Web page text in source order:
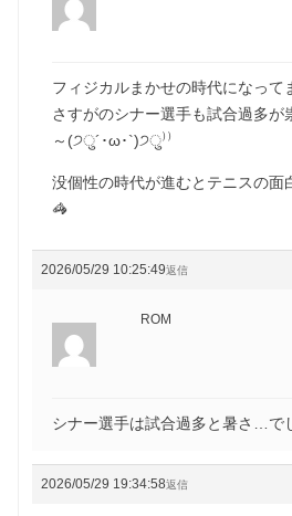
フィジカルまかせの時代になって
さすがのシナー選手も試合過多が
～(੭ु´･ω･`)੭ु⁾⁾
没個性の時代が進むとテニスの面
🦓
2026/05/29 10:25:49返信
ROM
シナー選手は試合過多と暑さ…で
2026/05/29 19:34:58返信